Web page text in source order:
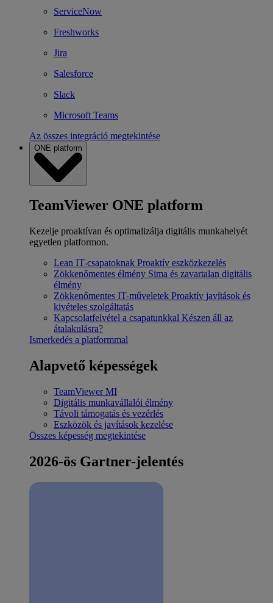
ServiceNow
Freshworks
Jira
Salesforce
Slack
Microsoft Teams
Az összes integráció megtekintése
ONE platform
TeamViewer ONE platform
Kezelje proaktívan és optimalizálja digitális munkahelyét
egyetlen platformon.
Lean IT-csapatoknak Proaktív eszközkezelés
Zökkenőmentes élmény Sima és zavartalan digitális
élmény
Zökkenőmentes IT-műveletek Proaktív javítások és
kivételes szolgáltatás
Kapcsolatfelvétel a csapatunkkal Készen áll az
átalakulásra?
Ismerkedés a platformmal
Alapvető képességek
TeamViewer MI
Digitális munkavállalói élmény
Távoli támogatás és vezérlés
Eszközök és javítások kezelése
Összes képesség megtekintése
2026-ös Gartner-jelentés